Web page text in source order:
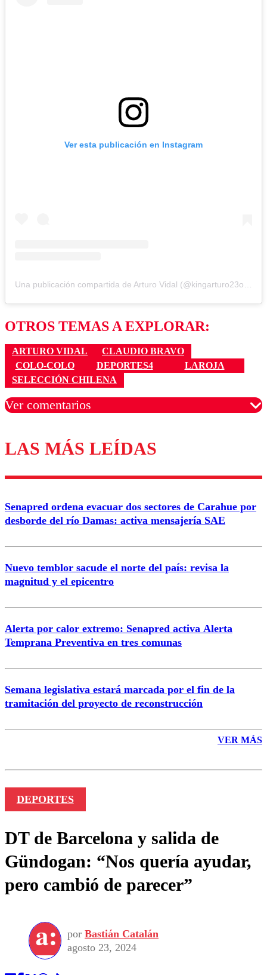
Ver esta publicación en Instagram
OTROS TEMAS A EXPLORAR:
ARTURO VIDAL
CLAUDIO BRAVO
COLO-COLO
DEPORTES4
LAROJA
SELECCIÓN CHILENA
Ver comentarios
Los comentarios son moderados para garantizar un
diálogo respetuoso.
Nombre
Correo
LAS MÁS LEÍDAS
Senapred ordena evacuar dos sectores de Carahue por
desborde del río Damas: activa mensajería SAE
Nuevo temblor sacude el norte del país: revisa la
magnitud y el epicentro
Alerta por calor extremo: Senapred activa Alerta
Temprana Preventiva en tres comunas
Semana legislativa estará marcada por el fin de la
tramitación del proyecto de reconstrucción
VER MÁS
DEPORTES
DT de Barcelona y salida de
Gündogan: “Nos quería ayudar,
pero cambió de parecer”
por Bastián Catalán
agosto 23, 2024